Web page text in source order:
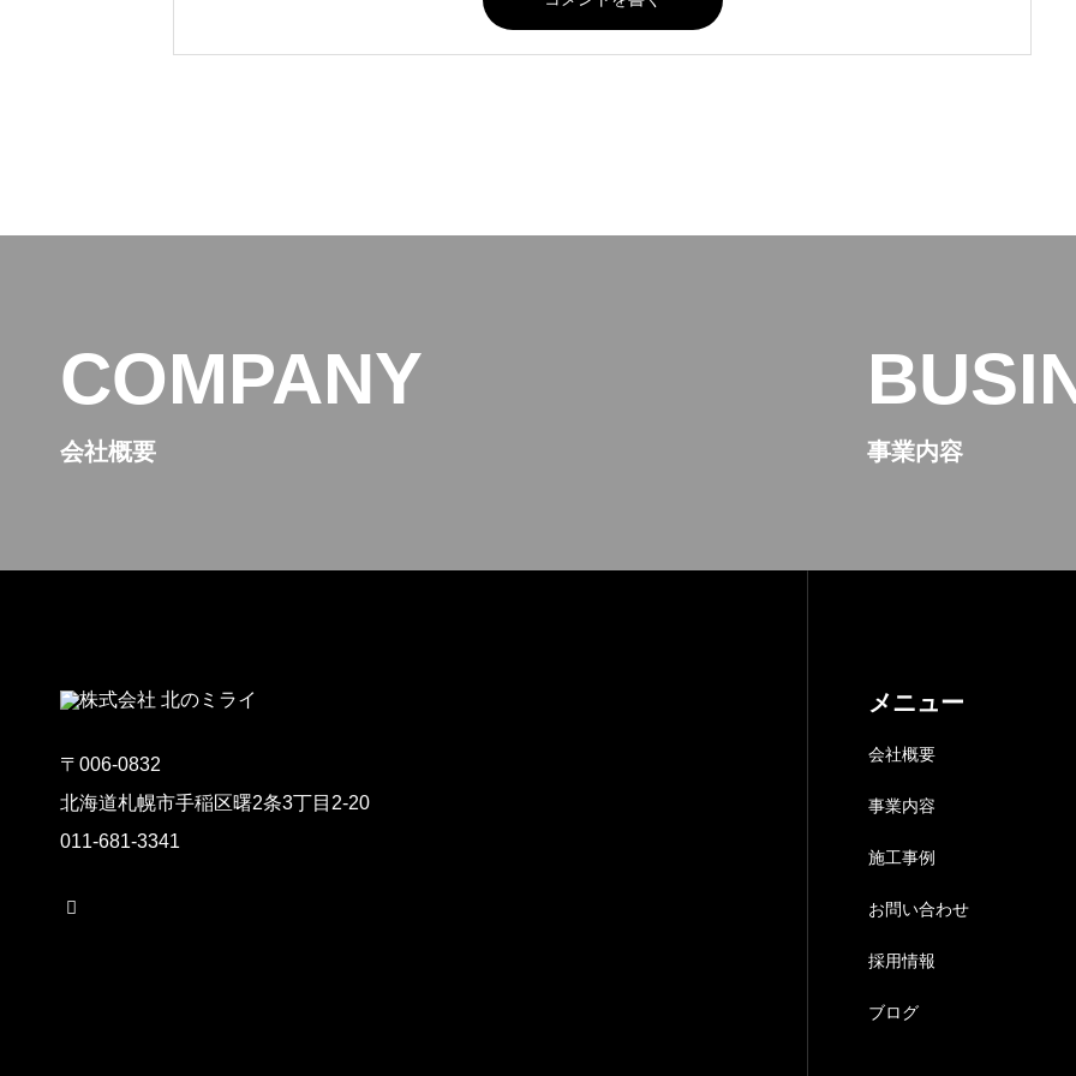
COMPANY
会社概要 事業内容
〒006-0832
北海道札幌市手稲区曙2条3丁目2-20
011-681-3341
メニュー
会社概要
事業内容
施工事例
お問い合わせ
採用情報
ブログ